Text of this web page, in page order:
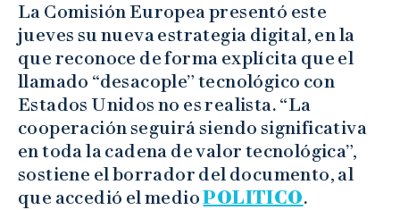
La Comisión Europea presentó este
jueves su nueva estrategia digital, en la
que reconoce de forma explícita que el
llamado “desacople” tecnológico con
Estados Unidos no es realista. “La
cooperación seguirá siendo significativa
en toda la cadena de valor tecnológica”,
sostiene el borrador del documento, al
que accedió el medioPOLITICO.